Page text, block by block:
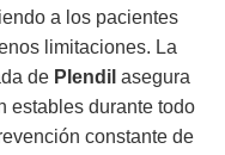
a los pacientes
limitaciones. La
de Plendil asegura
estables durante todo
constante de